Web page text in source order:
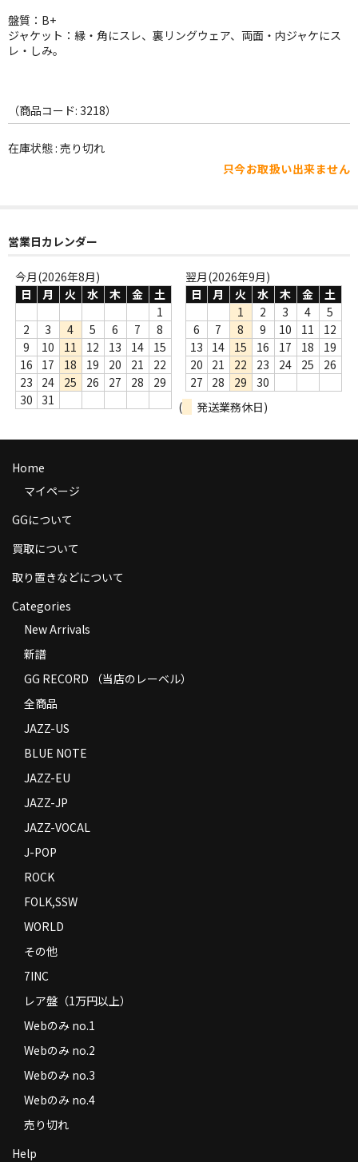
ROCK
FOLK,SSW
その他
7INC
Webのみ no.3
Webのみ no.4
売り切れ
Help
お支払い方法
返品
特定商取引法に基づく表示
Contact
盤質：B+
ジャケット：縁・角にスレ、裏リングウェア、両面・内ジャケにス
レ・しみ。
（商品コード: 3218）
在庫状態 : 売り切れ
只今お取扱い出来ません
営業日カレンダー
今月(2026年8月)
日
月 火 水 木 金
土
1
2
3 4 5 6 7
8
9
10 11 12 13 14
15
16
17 18 19 20 21
22
23
24 25 26 27 28
29
30
31
翌月(2026年9月)
日
月 火 水 木 金
土
1
2 3 4
5
6
7 8 9 10 11
12
13
14 15 16 17 18
19
20
21 22 23 24 25
26
27
28 29
30
(
発送業務休日)
Home
マイページ
GGについて
買取について
取り置きなどについて
Categories
New Arrivals
新譜
GG RECORD （当店のレーベル）
全商品
JAZZ-US
BLUE NOTE
JAZZ-EU
JAZZ-JP
JAZZ-VOCAL
J-POP
ROCK
FOLK,SSW
WORLD
その他
7INC
レア盤（1万円以上）
Webのみ no.1
Webのみ no.2
Webのみ no.3
Webのみ no.4
売り切れ
Help